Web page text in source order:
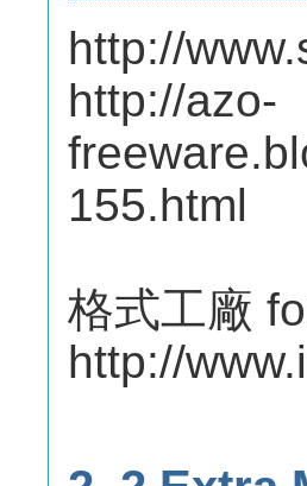
http://
http://azo-
155.html
格式工廠
http://